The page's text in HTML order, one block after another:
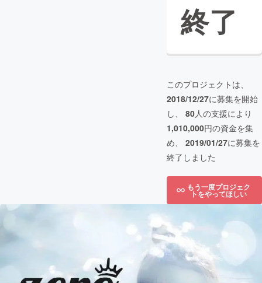
終了
このプロジェクトは、
2018/12/27に募集を開始
し、 80人の支援により
1,010,000円の資金を集
め、 2019/01/27に募集を
終了しました
もう一度プロジェク
トをやってほしい